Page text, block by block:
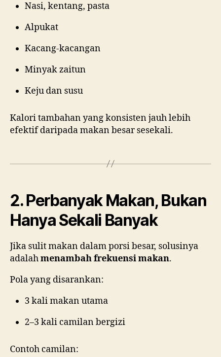
Nasi, kentang, pasta
Alpukat
Kacang-kacangan
Minyak zaitun
Keju dan susu
Kalori tambahan yang konsisten jauh lebih
efektif daripada makan besar sesekali.
2. Perbanyak Makan, Bukan
Hanya Sekali Banyak
Jika sulit makan dalam porsi besar, solusinya
adalahmenambah frekuensi makan.
Pola yang disarankan:
3 kali makan utama
2–3 kali camilan bergizi
Contoh camilan: